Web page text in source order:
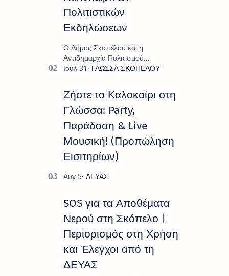
Πολιτιστικών
Εκδηλώσεων
Ο Δήμος Σκοπέλου και η
Αντιδημαρχία Πολιτισμού
παρουσιάζουν το πρόγραμμα «
πρόγραμμα εκδ…
Ζήστε το Καλοκαίρι στη
Γλώσσα: Party,
Παράδοση & Live
Μουσική! (Προπώληση
Εισιτηρίων)
SOS για τα Αποθέματα
Νερού στη Σκόπελο |
Περιορισμός στη Χρήση
και Έλεγχοι από τη
ΔΕΥΑΣ